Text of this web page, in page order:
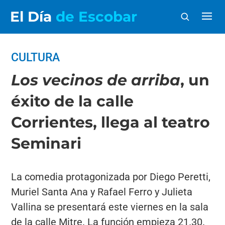
El Día de Escobar
CULTURA
Los vecinos de arriba, un
éxito de la calle
Corrientes, llega al teatro
Seminari
La comedia protagonizada por Diego Peretti,
Muriel Santa Ana y Rafael Ferro y Julieta
Vallina se presentará este viernes en la sala
de la calle Mitre. La función empieza 21.30.